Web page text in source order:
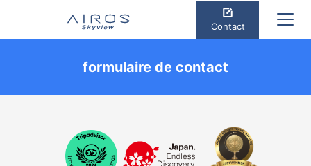
Contact
formulaire de contact